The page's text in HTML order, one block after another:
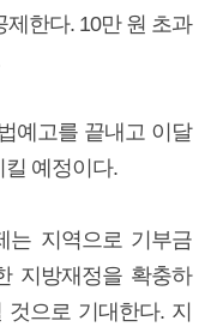
한다. 10만 원 초과
예고를 끝내고 이달
예정이다.
는 지역으로 기부금
지방재정을 확충하
으로 기대한다. 지